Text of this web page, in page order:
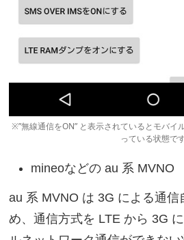
※”無線通信をON” と表示されているとモバイ
っている状態で
mineoなどの au 系 MVNO
au 系 MVNO は 3G による通信
め、通信方式を LTE から 3G